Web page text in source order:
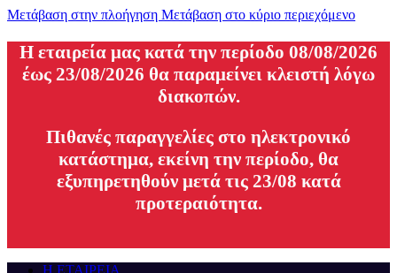
Μετάβαση στην πλοήγηση Μετάβαση στο κύριο περιεχόμενο
H εταιρεία μας κατά την περίοδο 08/08/2026
έως 23/08/2026 θα παραμείνει κλειστή λόγω
διακοπών.
Πιθανές παραγγελίες στο ηλεκτρονικό
κατάστημα, εκείνη την περίοδο, θα
εξυπηρετηθούν μετά τις 23/08 κατά
προτεραιότητα.
Η ΕΤΑΙΡΕΙΑ